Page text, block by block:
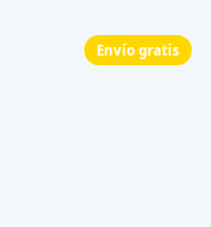
Envío gratis